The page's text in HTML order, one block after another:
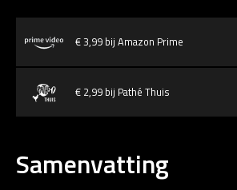
€ 3,99 bij Amazon Prime
€ 2,99 bij Pathé Thuis
Samenvatting